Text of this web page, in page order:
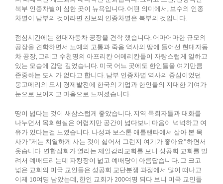
북부 인종차별이 심한 곳이 뉴욕입니다. 어떤 의미에서, 보수의 인종
차별이 남부의 것이라면 진보의 인종차별은 북부의 것입니다.
점심시간에는 현대자동차 공장을 견학 했습니다. 어마어마한 규모의
공장을 견학하면서 노예의 고통과 죽음 역사의 땅에 들어선 현대자동
차 공장, 그리고 수천명의 아프리칸 어메리칸들이 자랑스럽게 일하고
있는 모습에 감명 깊었습니다. 미국 어느 곳에도 한인들을 여기만큼
존중하는 도시가 없다고 합니다. 남부 인종차별 역사의 중심이었던
몽고메리의 도시 경제발전에 한국의 기업과 한인들의 지대한 기여가
눈으로 보여지고 마음으로 느껴졌습니다.
땅이 넓다는 것이 새삼스럽게 좋았습니다. 지역 목회자들과 대화를
나누면서 목회현실은 어렵지만 공간이 넓다보니 마음이 넉넉하고 여
유가 있다는걸 느꼈습니다. 나성과 보스톤 애틀랜타에서 살아 본 목
사가 “저는 치열하게 사는 것이 싫어서 그런지 여기가 좋아요” 하면서
웃습니다. 연합집회가 열리는 제일감리교회를 보니 성공회 교회를 빌
려서 예배드리는데 파킹장이 넓고 예배당이 아름답습니다. 그 크고
넓은 교회의 미국 교인들은 성공회 교단분쟁 과정에서 많이 떠나고
이제 10여명 남았는데, 한인 교회가 200여명 되다 보니 미국 교인들